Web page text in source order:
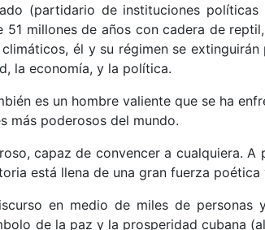
(partidario de instituciones
51 millones de años con cadera de
él y su régimen se
la economía, y la política.
es un hombre valiente que se ha
más poderosos del mundo.
capaz de convencer a cualquiera. A
está llena de una gran fuerza
en medio de miles de personas
de la paz y la prosperidad cubana